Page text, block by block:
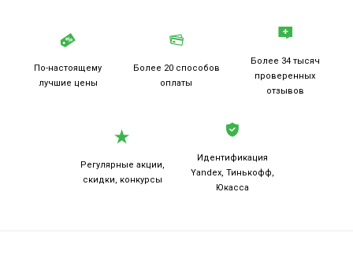
По-настоящему
лучшие цены
Более 20 способов
оплаты
Более 34 тысяч
проверенных
отзывов
Регулярные акции,
скидки, конкурсы
Идентификация
Yandex, Тинькофф,
Юкасса